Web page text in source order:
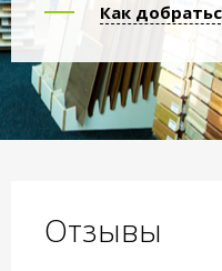
Как
Отзывы